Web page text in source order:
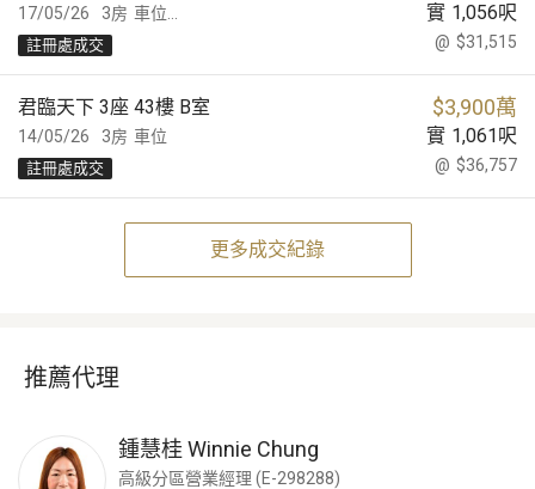
17/05/26 車位... 實 1,056呎
3房
@ $31,515
註冊處成交
14/05/26
君臨天下 3座 43樓 B室 $3,900萬
車位 實 1,061 呎
3房
@ $36,757
註冊處成交
更多成交紀錄
推薦代理
鍾慧桂 Winnie Chung
高級分區營業經理 (E-298288)